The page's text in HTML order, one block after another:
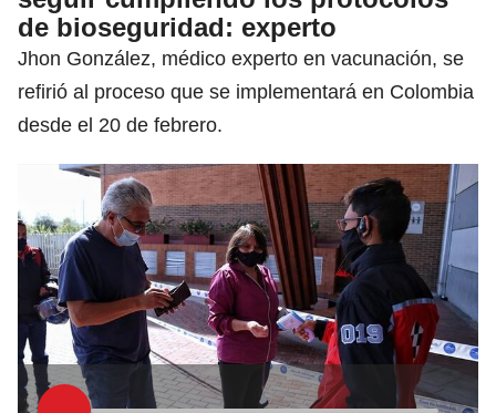
de bioseguridad: experto
Jhon González, médico experto en vacunación, se
refirió al proceso que se implementará en Colombia
desde el 20 de febrero.